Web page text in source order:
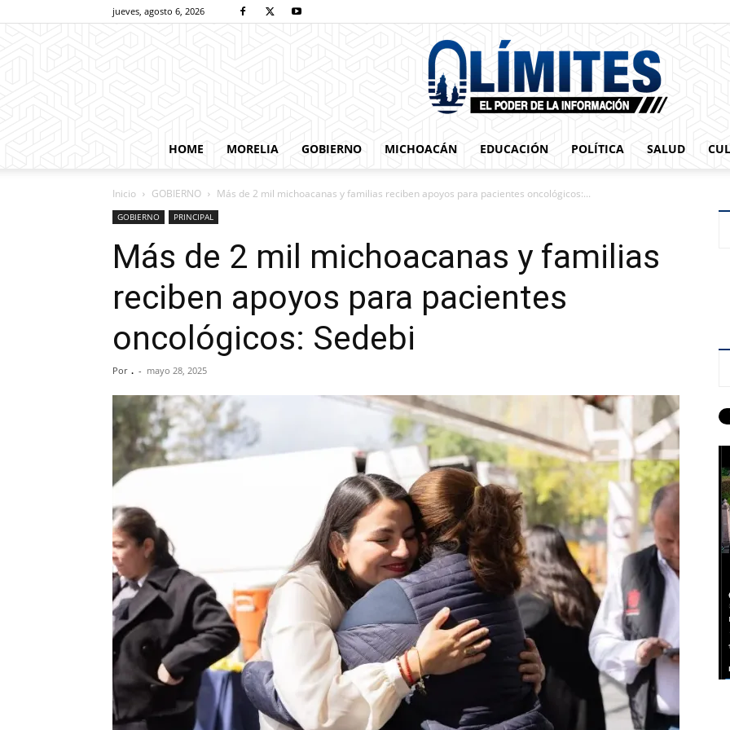
jueves, agosto 6, 2026
HOME MORELIA GOBIERNO MICHOACÁN EDUCACIÓN POLÍTICA SALUD
Inicio GOBIERNO Más de 2 mil michoacanas y familias reciben apoyos para pacientes oncológicos:...
GOBIERNO PRINCIPAL
Más de 2 mil michoacanas y familias
reciben apoyos para pacientes
oncológicos: Sedebi
Por . - mayo 28, 2025